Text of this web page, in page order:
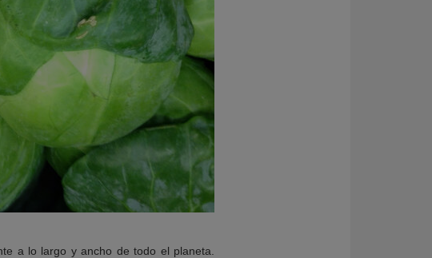
a lo largo y ancho de todo el planeta.